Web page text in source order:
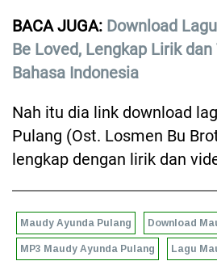
BACA JUGA: Download
Be Loved, Lengkap Lirik
Bahasa Indonesia
Nah itu dia link download
Pulang (Ost. Losmen Bu
lengkap dengan lirik dan
Maudy Ayunda Pulang Download
MP3 Maudy Ayunda Pulang Lagu